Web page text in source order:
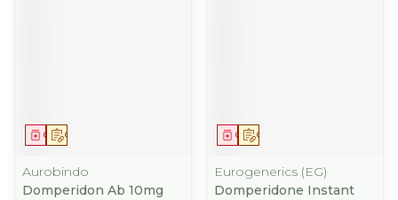
Op voorschrift
Geneesmiddel
Aurobindo
Domperidon Ab 10mg
Op voorschrift
Geneesmiddel
Eurogenerics (EG)
Domperidone Instant